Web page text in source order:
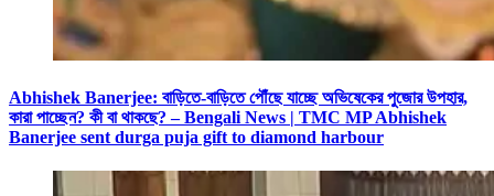
Abhishek Banerjee: বাড়িতে-বাড়িতে পৌঁছে যাচ্ছে অভিষেকের পুজোর উপহার,
কারা পাচ্ছেন? কী বা থাকছে? – Bengali News | TMC MP Abhishek
Banerjee sent durga puja gift to diamond harbour